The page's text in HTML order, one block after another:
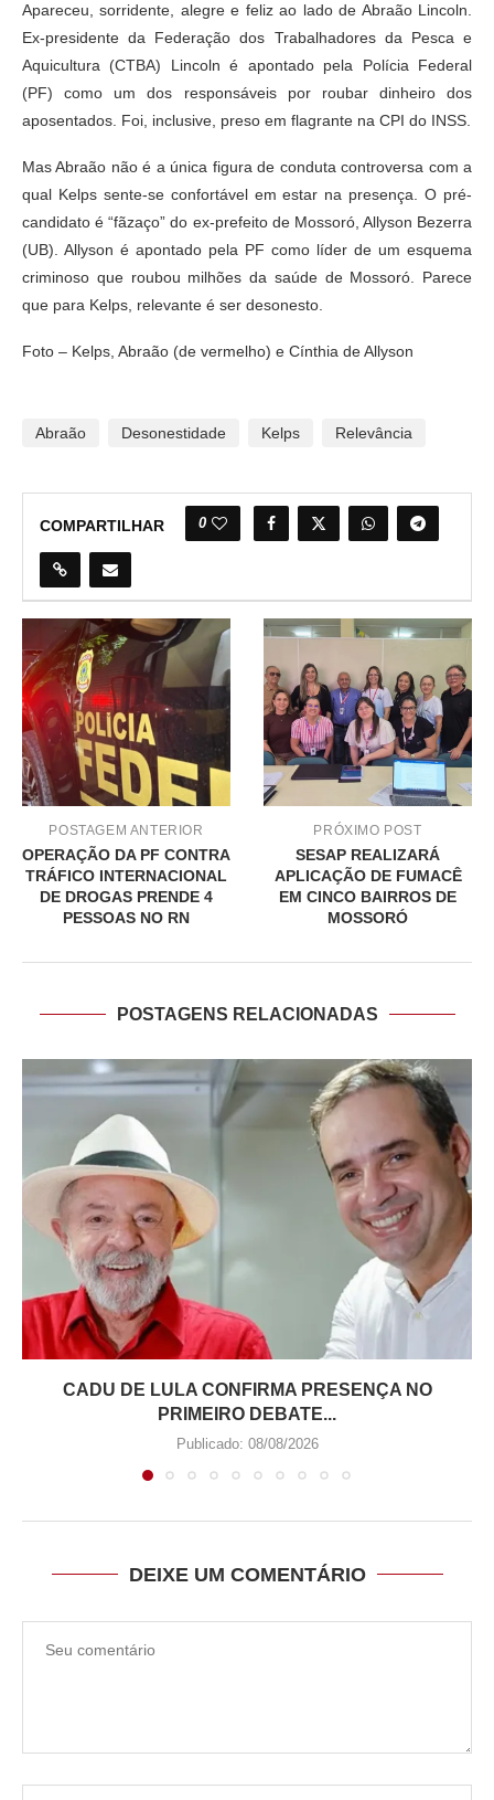
Apareceu, sorridente, alegre e feliz ao lado de Abraão Lincoln.
Ex-presidente da Federação dos Trabalhadores da Pesca e
Aquicultura (CTBA) Lincoln é apontado pela Polícia Federal
(PF) como um dos responsáveis por roubar dinheiro dos
aposentados. Foi, inclusive, preso em flagrante na CPI do INSS.
Mas Abraão não é a única figura de conduta controversa com a
qual Kelps sente-se confortável em estar na presença. O pré-
candidato é “fãzaço” do ex-prefeito de Mossoró, Allyson Bezerra
(UB). Allyson é apontado pela PF como líder de um esquema
criminoso que roubou milhões da saúde de Mossoró. Parece
que para Kelps, relevante é ser desonesto.
Foto – Kelps, Abraão (de vermelho) e Cínthia de Allyson
Abraão Desonestidade Kelps Relevância
COMPARTILHAR 0
POSTAGEM ANTERIOR
OPERAÇÃO DA PF CONTRA
TRÁFICO INTERNACIONAL
DE DROGAS PRENDE 4
PESSOAS NO RN
PRÓXIMO POST
SESAP REALIZARÁ
APLICAÇÃO DE FUMACÊ
EM CINCO BAIRROS DE
MOSSORÓ
POSTAGENS RELACIONADAS
CADU DE LULA CONFIRMA PRESENÇA NO
PRIMEIRO DEBATE...
Publicado: 08/08/2026
DEIXE UM COMENTÁRIO